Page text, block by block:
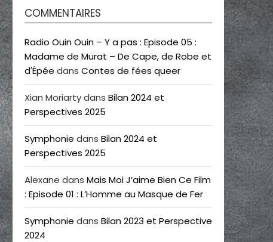
COMMENTAIRES
Radio Ouin Ouin – Y a pas : Episode 05 :
Madame de Murat – De Cape, de Robe et
d'Épée dans Contes de fées queer
Xian Moriartydans Bilan 2024 et
Perspectives 2025
Symphonie dans Bilan 2024 et
Perspectives 2025
Alexane dans Mais Moi J’aime Bien Ce Film
: Episode 01 : L’Homme au Masque de Fer
Symphonie dans Bilan 2023 et Perspective
2024